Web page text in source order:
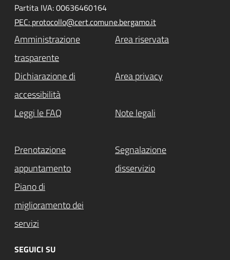
Partita IVA: 00636460164
PEC: protocollo@cert.comune.bergamo.it
Amministrazione
trasparente
Area riservata
Dichiarazione di
accessibilità
Area privacy
Leggi le FAQ Note legali
Prenotazione
appuntamento
Segnalazione
disservizio
Piano di
miglioramento dei
servizi
SEGUICI SU